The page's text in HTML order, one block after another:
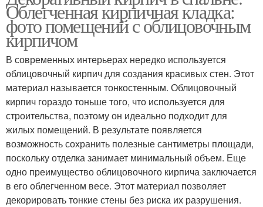
Облегченная кирпичная кладка:
фото помещений с облицовочным
кирпичом
В современных интерьерах нередко используется
облицовочный кирпич для создания красивых стен. Этот
материал называется тонкостенным. Облицовочный
кирпич гораздо тоньше того, что используется для
строительства, поэтому он идеально подходит для
жилых помещений. В результате появляется
возможность сохранить полезные сантиметры площади,
поскольку отделка занимает минимальный объем. Еще
одно преимущество облицовочного кирпича заключается
в его облегченном весе. Этот материал позволяет
декорировать тонкие стены без риска их разрушения.